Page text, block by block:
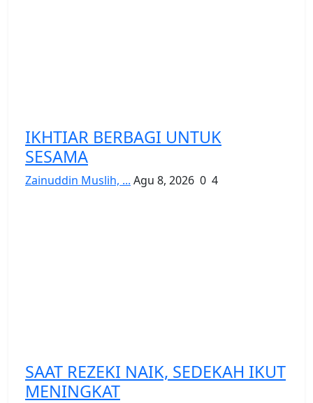
IKHTIAR BERBAGI UNTUK
SESAMA
Zainuddin Muslih, ... Agu 8, 2026 0 4
SAAT REZEKI NAIK, SEDEKAH IKUT
MENINGKAT